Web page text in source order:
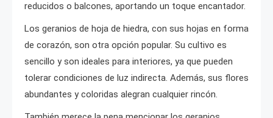
reducidos o balcones, aportando un toque encantador.
Los geranios de hoja de hiedra, con sus hojas en forma
de corazón, son otra opción popular. Su cultivo es
sencillo y son ideales para interiores, ya que pueden
tolerar condiciones de luz indirecta. Además, sus flores
abundantes y coloridas alegran cualquier rincón.